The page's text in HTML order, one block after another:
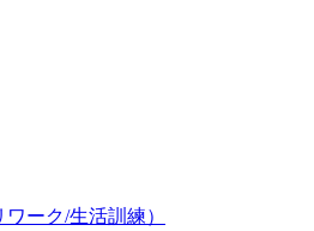
ーク/生活訓練）